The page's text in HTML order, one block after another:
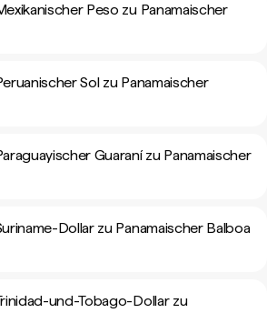
Peso zu Panamaischer
Sol zu Panamaischer
Guaraní zu Panamaischer
Dollar zu Panamaischer Balboa
und-Tobago-Dollar zu